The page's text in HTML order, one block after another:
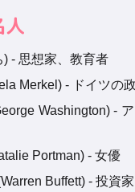
人
- 思想家、教育者
Merkel) - ドイツの
Washington) -
Portman) - 女優
Buffett) - 投資家